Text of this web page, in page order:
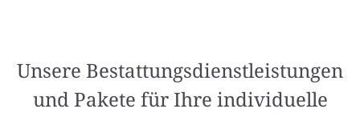
Unsere Bestattungsdienstleistungen
und Pakete für Ihre individuelle